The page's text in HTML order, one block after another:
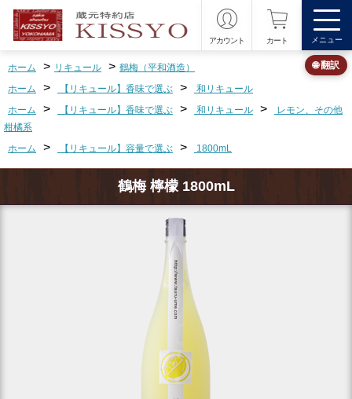
アカウント カート メニュー
ホーム > リキュール > 鶴梅（平和酒造）
ホーム
> 【リキュール】香味で選ぶ >
和リキュール
ホーム
> 【リキュール】香味で選ぶ > 和リキュール >
レモン、その他
柑橘系
ホーム
> 【リキュール】容量で選ぶ > 1800mL
鶴梅 檸檬 1800mL
🌐 翻訳